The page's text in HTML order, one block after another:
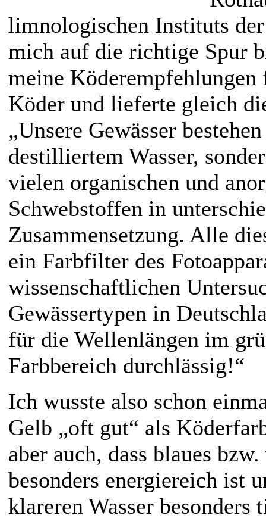
limnologischen Instituts
mich auf die richtige Spur
meine Köderempfehlungen
Köder und lieferte gleich
„Unsere Gewässer
destilliertem Wasser,
vielen organischen und
Schwebstoffen in
Zusammensetzung. Alle
ein Farbfilter des
wissenschaftlichen
Gewässertypen in
für die Wellenlängen im
Farbbereich durchlässig!“
Ich wusste also schon
Gelb „oft gut“ als
aber auch, dass blaues
besonders energiereich ist
klareren Wasser